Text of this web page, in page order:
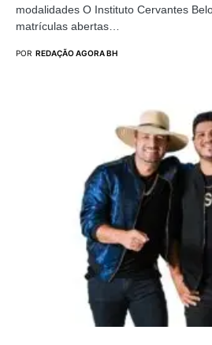
modalidades O Instituto Cervantes
matrículas abertas…
POR REDAÇÃO AGORA BH